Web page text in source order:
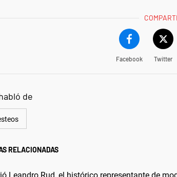
Facebook Twitter
de
RELACIONADAS